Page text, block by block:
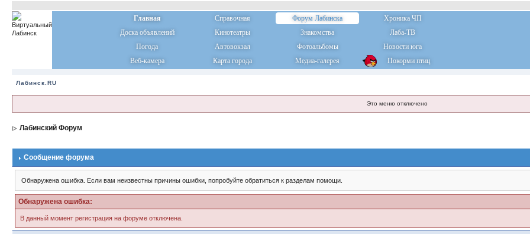
Главная Справочная Форум Лабинска
Хроника ЧП
Доска объявлений
Кинотеатры Знакомства
Лаба-ТВ
Погода
Автовокзал Фотоальбомы
Новости юга
Веб-камера
Карта города Медиа-галерея Покорми птиц
Лабинск.RU
Это меню отключено
Лабинский Форум
Сообщение форума
Обнаружена ошибка. Если вам неизвестны причины ошибки, попробуйте обратиться к разделам помощи.
Обнаружена ошибка:
В данный момент регистрация на форуме отключена.